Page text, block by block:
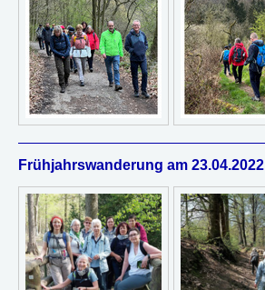
Frühjahrswanderung am 23.04.2022